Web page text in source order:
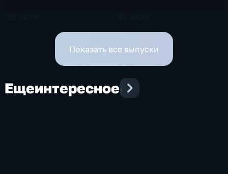
Показать все выпуски
Ещеинтересное